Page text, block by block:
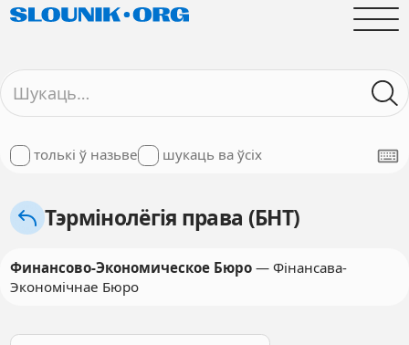
толькі ў назьве шукаць ва ўсіх
Тэрмінолёгія права (БНТ)
Финансово-Экономическое Бюро— Фінансава-
Экономічнае Бюро